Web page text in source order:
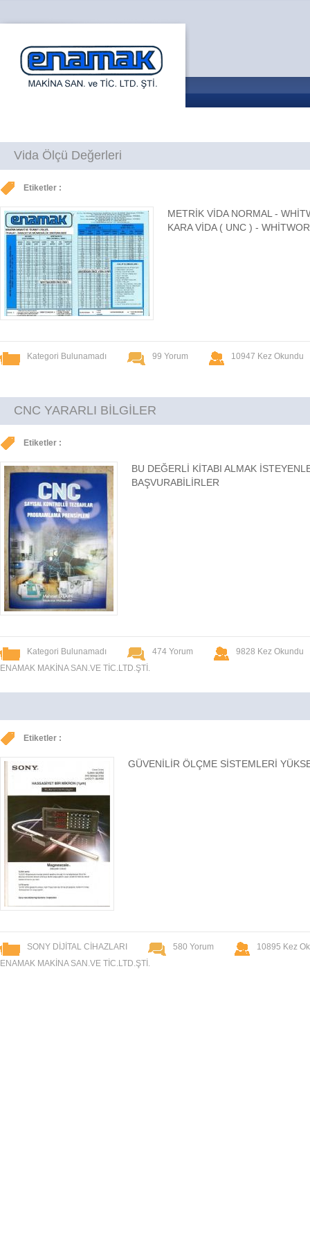
Vida Ölçü Değerleri
Etiketler :
METRİK VİDA NORMAL -
KARA VİDA ( UNC ) -
Kategori Bulunamadı 99 Yorum 10947 Kez Okundu
CNC YARARLI BİLGİLER
Etiketler :
BU DEĞERLİ KİTABI ALMAK
BAŞVURABİLİRLER
Kategori Bulunamadı 474 Yorum
9828 Kez Okundu
ENAMAK MAKİNA SAN.VE TİC.LTD.ŞTİ.
Etiketler :
GÜVENİLİR ÖLÇME SİSTEMLERİ
SONY DİJİTAL CİHAZLARI 580 Yorum
10895 Kez
ENAMAK MAKİNA SAN.VE TİC.LTD.ŞTİ.